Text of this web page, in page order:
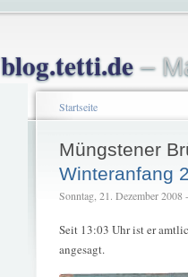
blog.tetti.de–
Startseite
Müngstener
Winteranfang
Sonntag, 21. Dezember 2008
Seit 13:03 Uhr ist er
angesagt.